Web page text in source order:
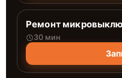
Ремонт
30 мин